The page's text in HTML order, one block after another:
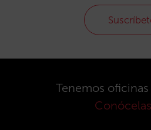
Tenemos
Conócelas